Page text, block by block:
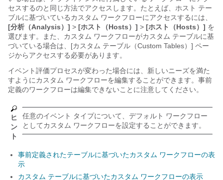
セスするのと同じ方法でアクセスします。たとえば、ホスト テー
ブルに基づいているカスタム ワークフローにアクセスするには、
[分析（Analysis）] > [ホスト（Hosts）] > [ホスト（Hosts）] を
選びます。また、カスタム ワークフローがカスタム テーブルに基
づいている場合は、[カスタム テーブル（Custom Tables）] ペー
ジからアクセスする必要があります。
イベント評価プロセスが変わった場合には、新しいニーズを満た
すようにカスタム ワークフローを編集することができます。事前
定義のワークフローは編集できないことに注意してください。
ヒ
ン
ト
任意のイベント タイプについて、デフォルト ワークフロー
としてカスタム ワークフローを設定することができます。
事前定義されたテーブルに基づいたカスタム ワークフローの表
示
カスタム テーブルに基づいたカスタム ワークフローの表示